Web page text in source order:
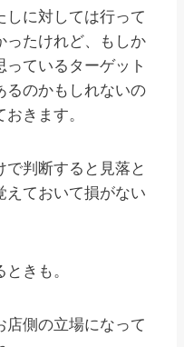
しに対しては行って
ったけれど、もしか
っているターゲット
るのかもしれないの
きます。
で判断すると見落と
えておいて損がない
きも。
店側の立場になって